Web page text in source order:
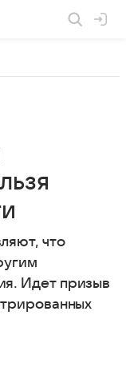
что
Идет призыв